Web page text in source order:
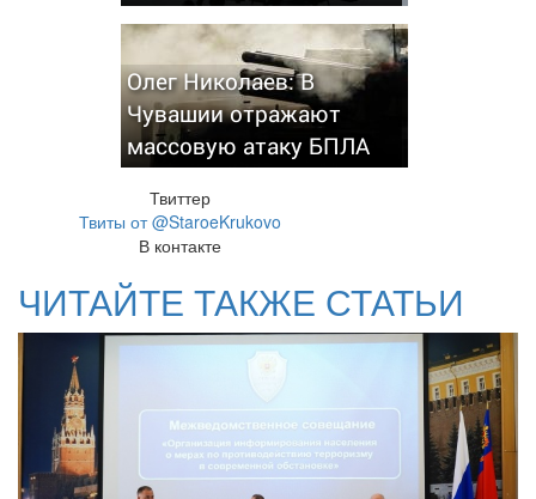
Олег Николаев: В
Чувашии отражают
массовую атаку БПЛА
Твиттер
Твиты от @StaroeKrukovo
В контакте
ЧИТАЙТЕ ТАКЖЕ СТАТЬИ